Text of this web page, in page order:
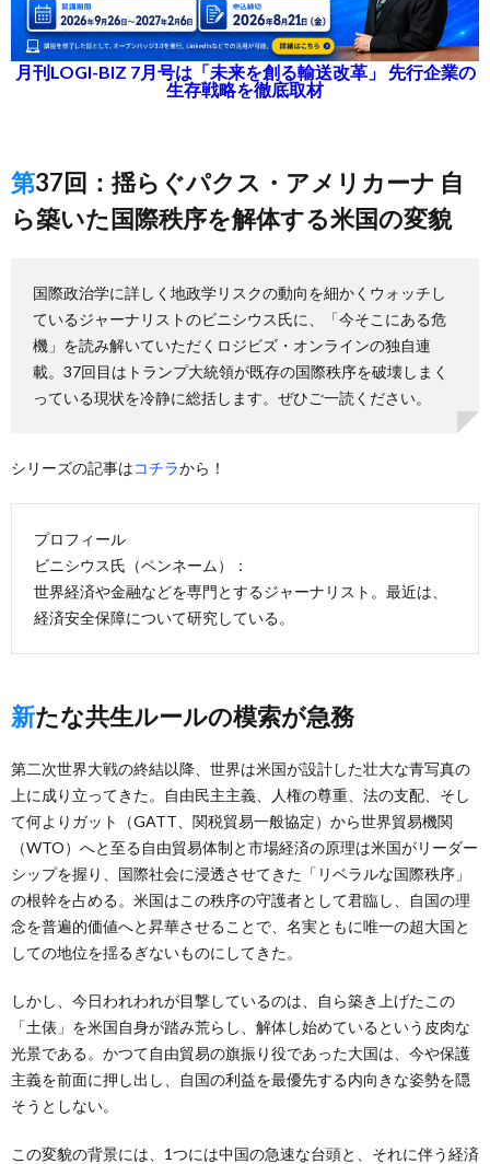
月刊LOGI-BIZ 7月号は「未来を創る輸送改革」 先行企業の
生存戦略を徹底取材
第37回：揺らぐパクス・アメリカーナ 自
ら築いた国際秩序を解体する米国の変貌
国際政治学に詳しく地政学リスクの動向を細かくウォッチし
ているジャーナリストのビニシウス氏に、「今そこにある危
機」を読み解いていただくロジビズ・オンラインの独自連
載。37回目はトランプ大統領が既存の国際秩序を破壊しまく
っている現状を冷静に総括します。ぜひご一読ください。
シリーズの記事はコチラから！
プロフィール
ビニシウス氏（ペンネーム）：
世界経済や金融などを専門とするジャーナリスト。最近は、
経済安全保障について研究している。
新たな共生ルールの模索が急務
第二次世界大戦の終結以降、世界は米国が設計した壮大な青写真の
上に成り立ってきた。自由民主主義、人権の尊重、法の支配、そし
て何よりガット（GATT、関税貿易一般協定）から世界貿易機関
（WTO）へと至る自由貿易体制と市場経済の原理は米国がリーダー
シップを握り、国際社会に浸透させてきた「リベラルな国際秩序」
の根幹を占める。米国はこの秩序の守護者として君臨し、自国の理
念を普遍的価値へと昇華させることで、名実ともに唯一の超大国と
しての地位を揺るぎないものにしてきた。
しかし、今日われわれが目撃しているのは、自ら築き上げたこの
「土俵」を米国自身が踏み荒らし、解体し始めているという皮肉な
光景である。かつて自由貿易の旗振り役であった大国は、今や保護
主義を前面に押し出し、自国の利益を最優先する内向きな姿勢を隠
そうとしない。
この変貌の背景には、1つには中国の急速な台頭と、それに伴う経済